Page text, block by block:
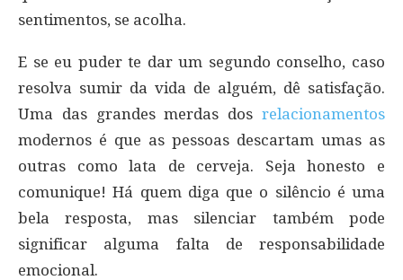
sentimentos, se acolha.
E se eu puder te dar um segundo conselho, caso
resolva sumir da vida de alguém, dê satisfação.
Uma das grandes merdas dos relacionamentos
modernos é que as pessoas descartam umas as
outras como lata de cerveja. Seja honesto e
comunique! Há quem diga que o silêncio é uma
bela resposta, mas silenciar também pode
significar alguma falta de responsabilidade
emocional.